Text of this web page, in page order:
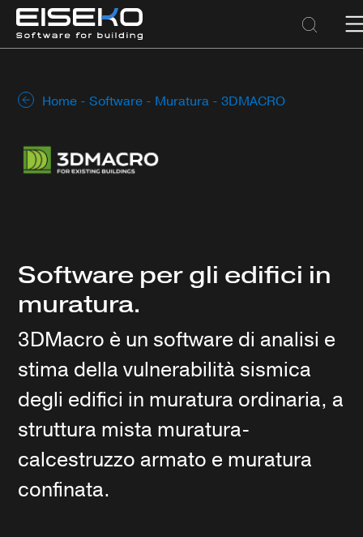
Home -Software - Muratura - 3DMACRO
Software per gli edifici in
muratura.
3DMacro è un software di analisi e
stima della vulnerabilità sismica
degli edifici in muratura ordinaria, a
struttura mista muratura-
calcestruzzo armato e muratura
confinata.